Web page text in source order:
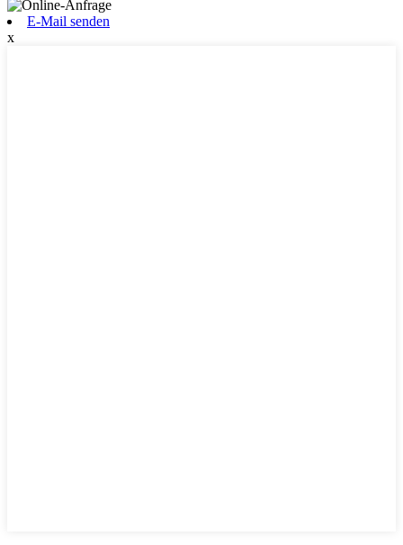
E-Mail senden
x